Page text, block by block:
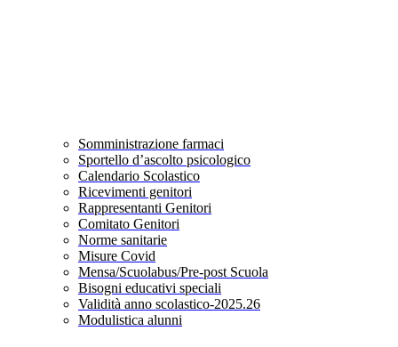
Somministrazione farmaci
Sportello d’ascolto psicologico
Calendario Scolastico
Ricevimenti genitori
Rappresentanti Genitori
Comitato Genitori
Norme sanitarie
Misure Covid
Mensa/Scuolabus/Pre-post Scuola
Bisogni educativi speciali
Validità anno scolastico-2025.26
Modulistica alunni